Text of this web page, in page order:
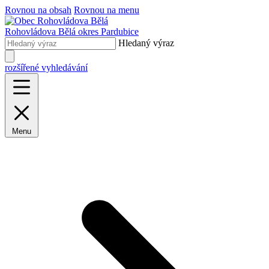
Rovnou na obsah Rovnou na menu
Rohovládova Bělá okres Pardubice
Hledaný výraz
rozšířené vyhledávání
Menu